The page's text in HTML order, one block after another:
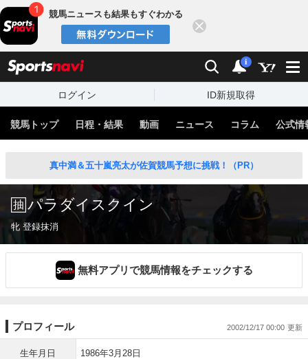
競馬ニュースも結果もすぐわかる
検索 通知
i
ログイン ID新規取得
競馬トップ 日程・結果 動画 ニュース コラム 公式情
真中満＆五十嵐亮太が佐賀競馬予想に挑戦！（PR）
パラダイスクイン
牝 登録抹消
無料アプリで競馬情報をチェックする
プロフィール 2002/12/17 00:00
生年月日 1986年3月28日